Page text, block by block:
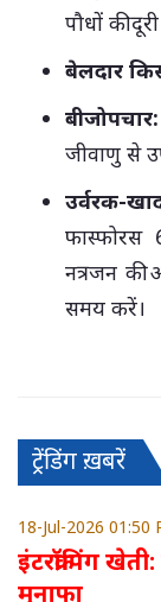
पौधों की
बेलदार
बीजोपचार:
जीवाणु से
उर्वरक-
फास्फोरस
नत्रजन
समय करें।
ट्रेंडिंग ख़बरें
18-Jul-2026 01:50
इंटरक्रॉपिंग
मुनाफा